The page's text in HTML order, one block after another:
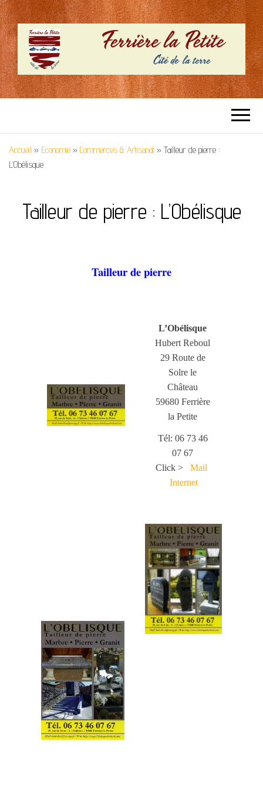
SITE OFFICIEL –
FERRIERE LA
Cité de la terre
Accueil » Economie » Commerces & Artisanat » Tailleur de pierre :
L’Obélisque
Tailleur de pierre : L’Obélisque
Tailleur de pierre
L’Obélisque
Hubert Reboul
29 Route de
Solre le
Château
59680 Ferrière
la Petite
Tél: 06 73 46
07 67
Click > Mail
Internet